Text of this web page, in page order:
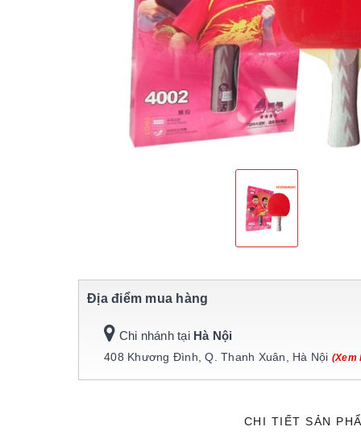
Địa điểm mua hàng
Chi nhánh tại Hà Nội
408 Khương Đình, Q. Thanh Xuân, Hà Nội (Xem
CHI TIẾT SẢN